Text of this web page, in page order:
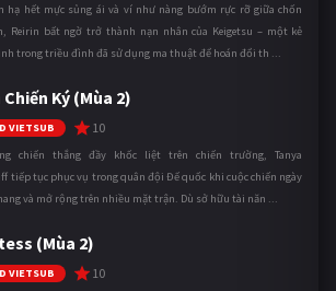
hạ hết mực sủng ái và ví như nàng bướm rực rỡ giữa chốn
Reirin bất ngờ trở thành nạn nhân của Keigetsu – một kẻ
trong triều đình đã sử dụng ma thuật để hoán đổi th ...
Ký (Mùa 2)
VIETSUB 10
chiến thắng đầy khốc liệt trên chiến trường, Tanya
tiếp tục phục vụ trong quân đội Đế quốc khi cuộc chiến ngày
và mở rộng trên nhiều mặt trận. Dù sở hữu tài năn ...
(Mùa 2)
VIETSUB 10